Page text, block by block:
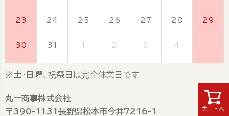
カートへ
23 24 25 26 27 28 29
30 31 1 2 3 4
※土・日曜、祝祭日は完全休業日です
丸一商事株式会社
〒390-1131長野県松本市今井7216-1